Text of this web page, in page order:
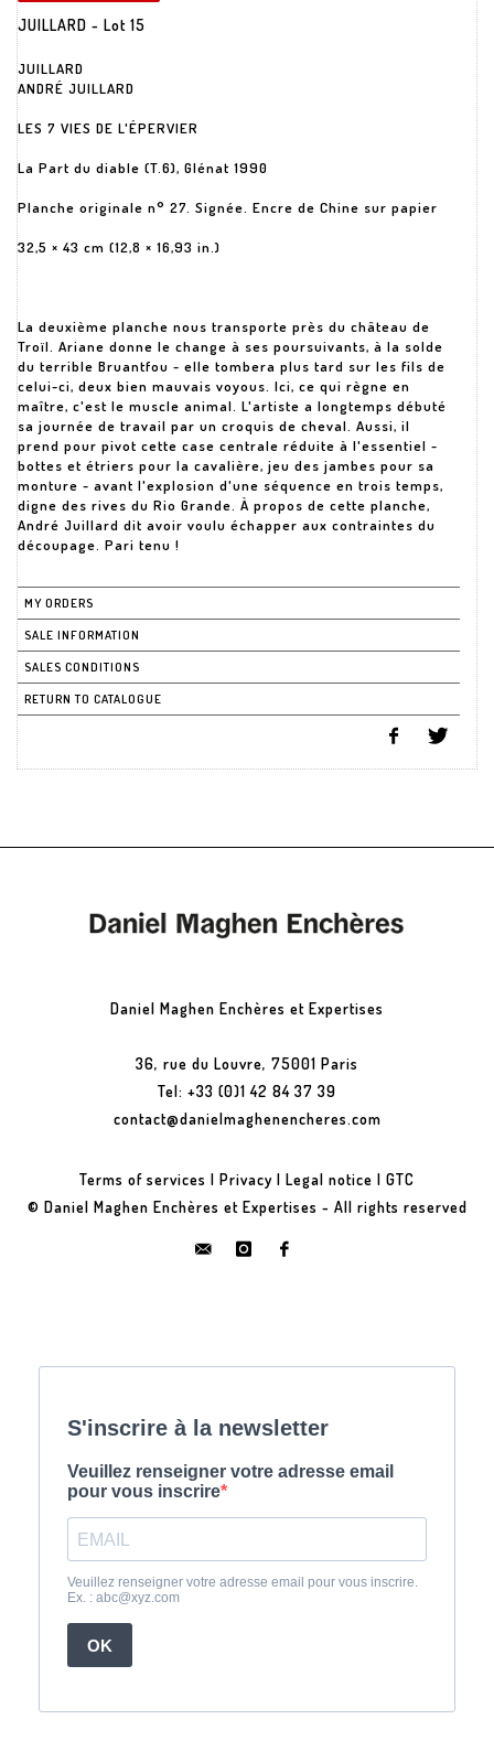
JUILLARD - Lot 15
JUILLARD
ANDRÉ JUILLARD
LES 7 VIES DE L'ÉPERVIER
La Part du diable (T.6), Glénat 1990
Planche originale n° 27. Signée. Encre de Chine sur papier
32,5 × 43 cm (12,8 × 16,93 in.)
La deuxième planche nous transporte près du château de
Troïl. Ariane donne le change à ses poursuivants, à la solde
du terrible Bruantfou - elle tombera plus tard sur les fils de
celui-ci, deux bien mauvais voyous. Ici, ce qui règne en
maître, c'est le muscle animal. L'artiste a longtemps débuté
sa journée de travail par un croquis de cheval. Aussi, il
prend pour pivot cette case centrale réduite à l'essentiel -
bottes et étriers pour la cavalière, jeu des jambes pour sa
monture - avant l'explosion d'une séquence en trois temps,
digne des rives du Rio Grande. À propos de cette planche,
André Juillard dit avoir voulu échapper aux contraintes du
découpage. Pari tenu !
MY ORDERS
SALE INFORMATION
SALES CONDITIONS
RETURN TO CATALOGUE
Daniel Maghen Enchères et Expertises
36, rue du Louvre, 75001 Paris
Tel: +33 (0)1 42 84 37 39
contact@danielmaghenencheres.com
Terms of services | Privacy | Legal notice | GTC
© Daniel Maghen Enchères et Expertises - All rights reserved